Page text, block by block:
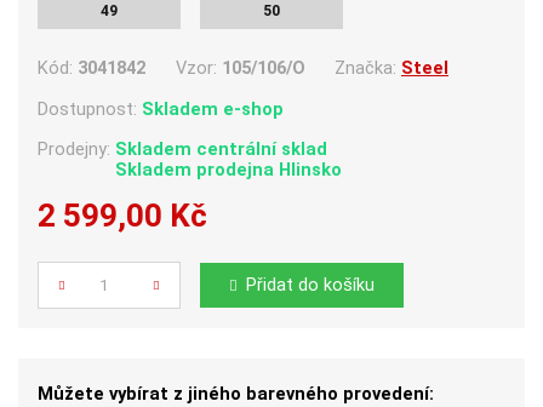
49 50
Kód: 3041842 Vzor: 105/106/O Značka: Steel
Dostupnost: Skladem e-shop
Prodejny: Skladem centrální sklad
Skladem prodejna Hlinsko
2 599,00 Kč
Počet
Přidat do košíku
Můžete vybírat z jiného barevného provedení: